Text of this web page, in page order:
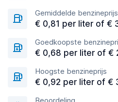
Gemiddelde benzineprijs
€ 0,81 per liter of €
Goedkoopste
€ 0,68 per liter of €
Hoogste benzineprijs
€ 0,92 per liter of €